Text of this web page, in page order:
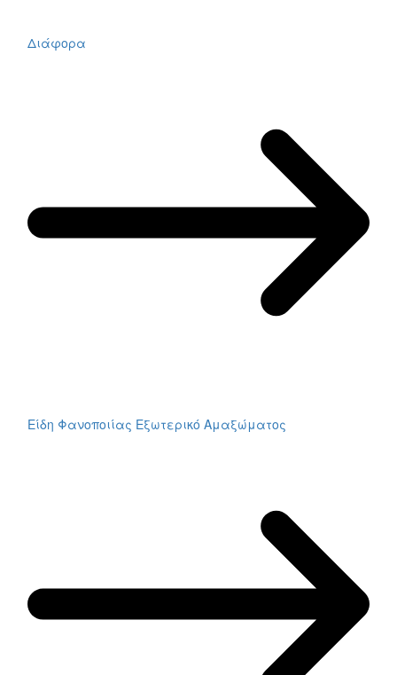
Διάφορα
Είδη Φανοποιίας Εξωτερικό Αμαξώματος